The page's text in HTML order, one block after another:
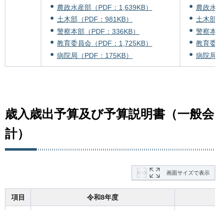
農政水産部（PDF：1,639KB）
土木部（PDF：981KB）
警察本部（PDF：336KB）
教育委員会（PDF：1,725KB）
病院局（PDF：175KB）
農政水
土木部
警察本
教育委
病院局
歳入歳出予算及び予算説明書（一般会
計）
画面サイズで表示
項目 令和8年度